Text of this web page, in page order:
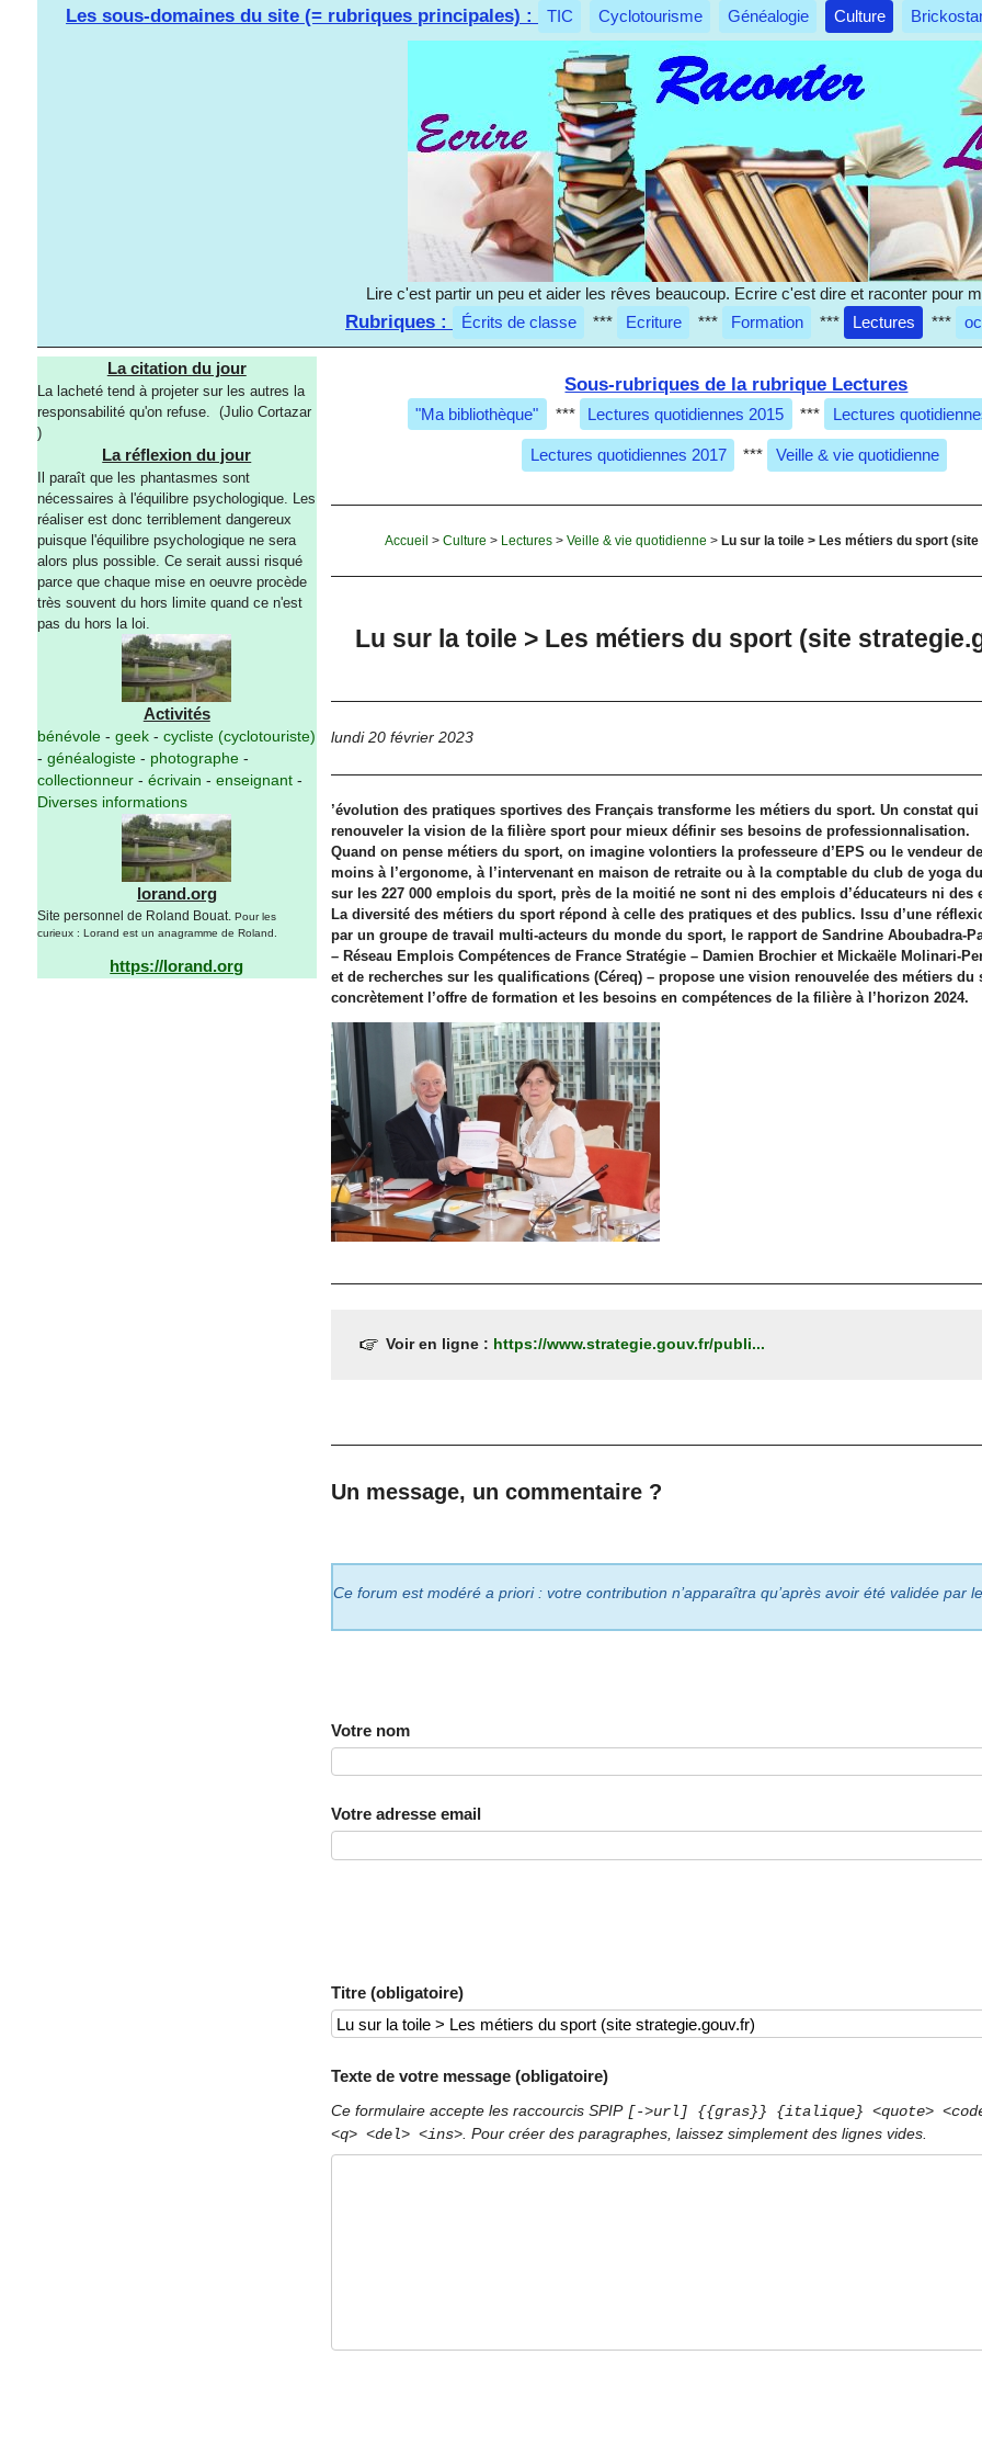
Les sous-domaines du site (= rubriques principales) : TIC Cyclotourisme Généalogie Culture
Lire c'est partir un peu et aider les rêves beaucoup. Ecrire c'est dire et raconter pour
Rubriques : Écrits de classe *** Ecriture *** Formation *** Lectures ***
La citation du jour
La lacheté tend à projeter sur les autres la
responsabilité qu'on refuse. (Julio Cortazar
)
La réflexion du jour
Il paraît que les phantasmes sont
nécessaires à l'équilibre psychologique. Les
réaliser est donc terriblement dangereux
puisque l'équilibre psychologique ne sera
alors plus possible. Ce serait aussi risqué
parce que chaque mise en oeuvre procède
très souvent du hors limite quand ce n'est
pas du hors la loi.
Activités
bénévole- geek- cycliste (cyclotouriste)
- généalogiste- photographe-
collectionneur- écrivain - enseignant-
Diverses informations
lorand.org
Site personnel de Roland Bouat. Pour les
curieux : Lorand est un anagramme de Roland.
https://lorand.org
Sous-rubriques de la rubrique Lectures
"Ma bibliothèque" *** Lectures quotidiennes 2015 *** Lectures
Lectures quotidiennes 2017 *** Veille & vie quotidienne
Accueil > Culture > Lectures> Veille & vie quotidienne > Lu sur la toile > Les métiers du sport
Lu sur la toile > Les métiers du sport (site
lundi 20 février 2023
’évolution des pratiques sportives des Français transforme les métiers du sport. Un constat qui
renouveler la vision de la filière sport pour mieux définir ses besoins de professionnalisation.
Quand on pense métiers du sport, on imagine volontiers la professeure d’EPS ou le vendeur
moins à l’ergonome, à l’intervenant en maison de retraite ou à la comptable du club de yoga
sur les 227 000 emplois du sport, près de la moitié ne sont ni des emplois d’éducateurs ni des
La diversité des métiers du sport répond à celle des pratiques et des publics. Issu d’une
par un groupe de travail multi-acteurs du monde du sport, le rapport de Sandrine Aboubadra-
– Réseau Emplois Compétences de France Stratégie – Damien Brochier et Mickaële Molinari-
et de recherches sur les qualifications (Céreq) – propose une vision renouvelée des métiers du
concrètement l’offre de formation et les besoins en compétences de la filière à l’horizon 2024.
Voir en ligne : https://www.strategie.gouv.fr/publi...
Un message, un commentaire ?
Ce forum est modéré a priori : votre contribution n’apparaîtra qu’après avoir été validée par
Votre nom
Votre adresse email
Titre (obligatoire)
Texte de votre message (obligatoire)
Ce formulaire accepte les raccourcis SPIP [->url] {{gras}} {italique} <quote>
<q> <del> <ins>. Pour créer des paragraphes, laissez simplement des lignes vides.